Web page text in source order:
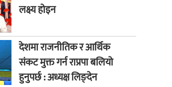
लक्ष्य होइन
देशमा राजनीतिक र आर्थिक
संकट मुक्त गर्न राप्रपा बलियो
हुनुपर्छ : अध्यक्ष लिङ्देन